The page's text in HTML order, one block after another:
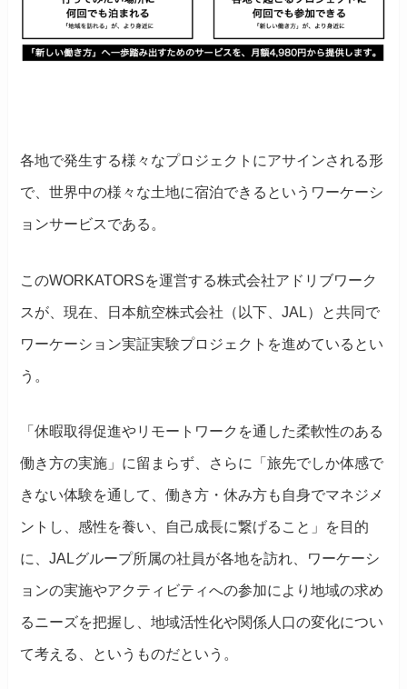
各地で発生する様々なプロジェクトにアサインされる形
で、世界中の様々な土地に宿泊できるというワーケーシ
ョンサービスである。
このWORKATORSを運営する株式会社アドリブワーク
スが、現在、日本航空株式会社（以下、JAL）と共同で
ワーケーション実証実験プロジェクトを進めているとい
う。
「休暇取得促進やリモートワークを通した柔軟性のある
働き方の実施」に留まらず、さらに「旅先でしか体感で
きない体験を通して、働き方・休み方も自身でマネジメ
ントし、感性を養い、自己成長に繋げること」を目的
に、JALグループ所属の社員が各地を訪れ、ワーケーシ
ョンの実施やアクティビティへの参加により地域の求め
るニーズを把握し、地域活性化や関係人口の変化につい
て考える、というものだという。